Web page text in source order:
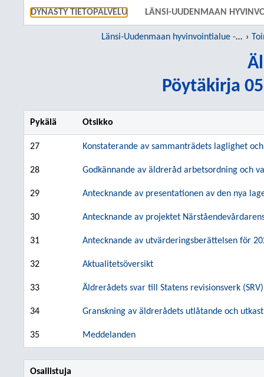
DYNASTY TIETOPALVELU SIIRRY
LÄNSI-UUDENMAAN
Länsi-Uudenmaan hyvinvointialue - Västra Nylands välfärdsområde
Pöytäkirja
Pykälä Otsikko
27 Konstaterande av sammanträdets laglighet
28 Godkännande av äldreråd arbetsordning och
29 Antecknande av presentationen av den nya
30 Antecknande av projektet
31 Antecknande av utvärderingsberättelsen för
32 Aktualitetsöversikt
33 Äldrerådets svar till Statens revisionsverk
34 Granskning av äldrerådets utlåtande och utkast
35 Meddelanden
Osallistuja